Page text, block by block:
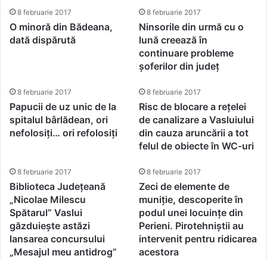
8 februarie 2017
O minoră din Bădeana,
dată dispărută
8 februarie 2017
Ninsorile din urmă cu o
lună creează în
continuare probleme
șoferilor din județ
8 februarie 2017
Papucii de uz unic de la
spitalul bârlădean, ori
nefolosiți… ori refolosiți
8 februarie 2017
Risc de blocare a rețelei
de canalizare a Vasluiului
din cauza aruncării a tot
felul de obiecte în WC-uri
8 februarie 2017
Biblioteca Județeană
„Nicolae Milescu
Spătarul” Vaslui
găzduiește astăzi
lansarea concursului
„Mesajul meu antidrog”
8 februarie 2017
Zeci de elemente de
muniție, descoperite în
podul unei locuințe din
Perieni. Pirotehniștii au
intervenit pentru ridicarea
acestora